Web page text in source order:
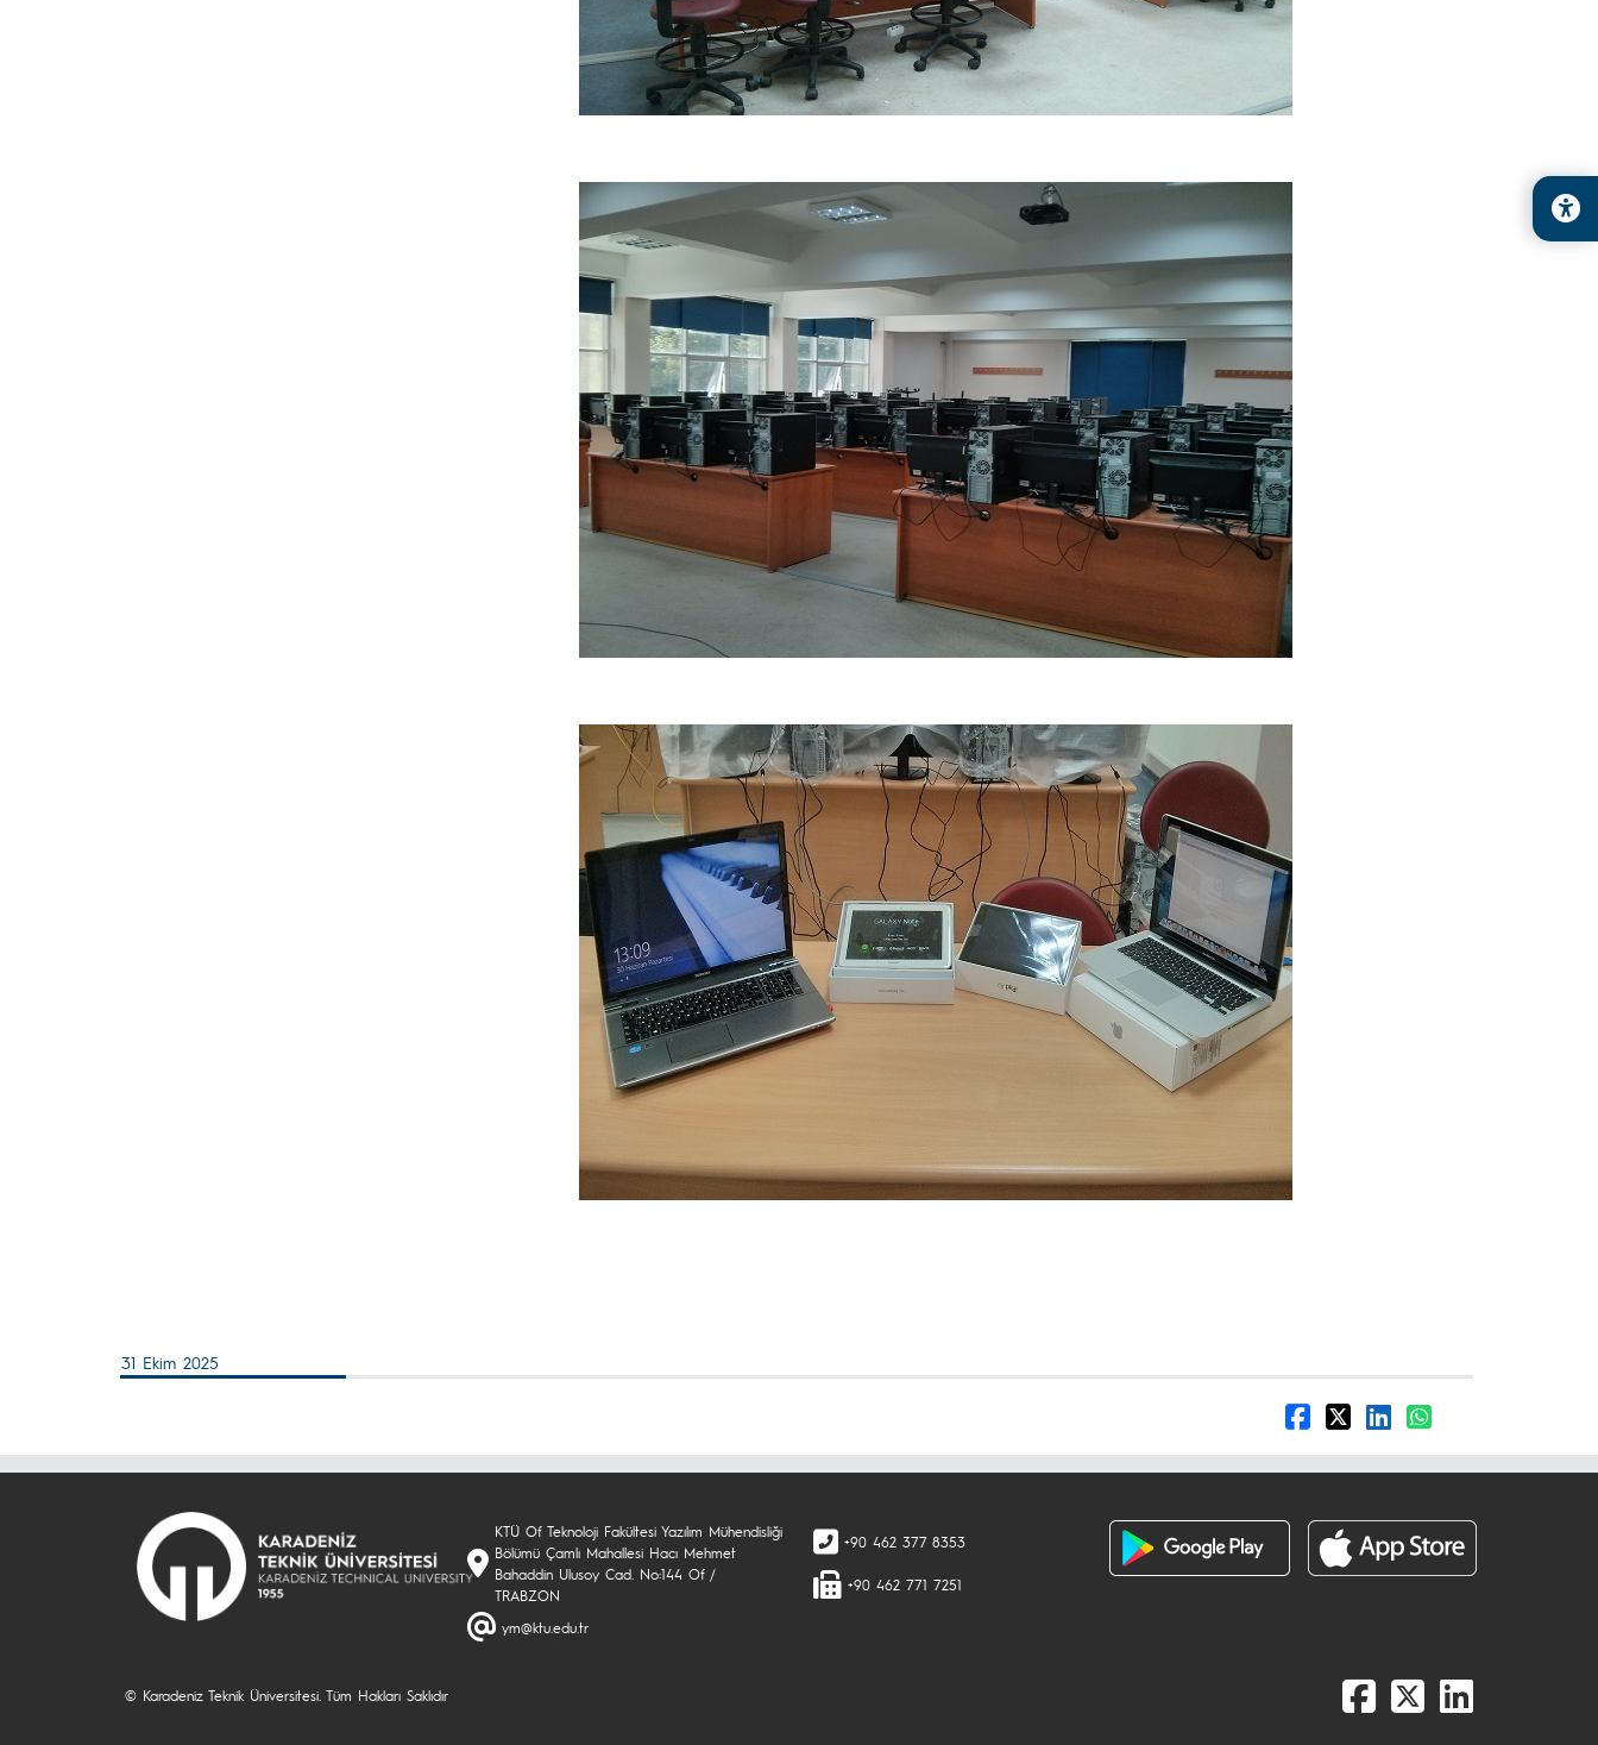
31 Ekim 2025
KTÜ Of Teknoloji Fakültesi Yazılım Mühendisliği
Bölümü Çamlı Mahallesi Hacı Mehmet
Bahaddin Ulusoy Cad. No:144 Of /
TRABZON
ym@ktu.edu.tr
+90 462 377 8353
+90 462 771 7251
© Karadeniz Teknik Üniversitesi. Tüm Hakları Saklıdır